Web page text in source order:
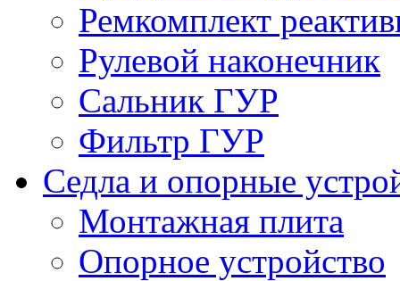
Ремкомплект
Рулевой наконечник
Сальник ГУР
Фильтр ГУР
Седла и опорные
Монтажная плита
Опорное устройство